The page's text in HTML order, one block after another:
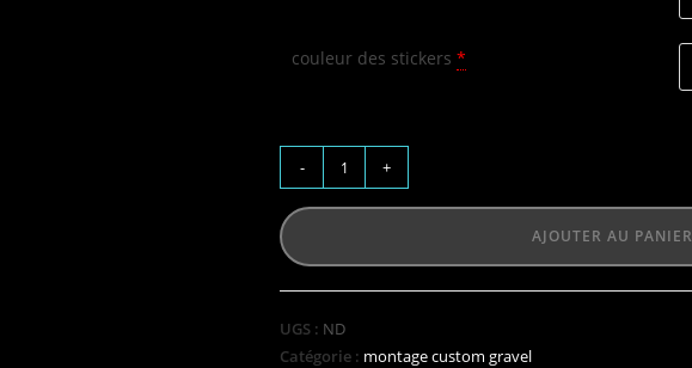
couleur des stickers *
- +
AJOUTER AU PANIER
UGS : ND
Catégorie : montage custom gravel